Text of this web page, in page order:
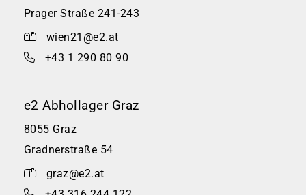
Prager Straße 241-243
wien21@e2.at
+43 1 290 80 90
e2 Abhollager Graz
8055 Graz
Gradnerstraße 54
graz@e2.at